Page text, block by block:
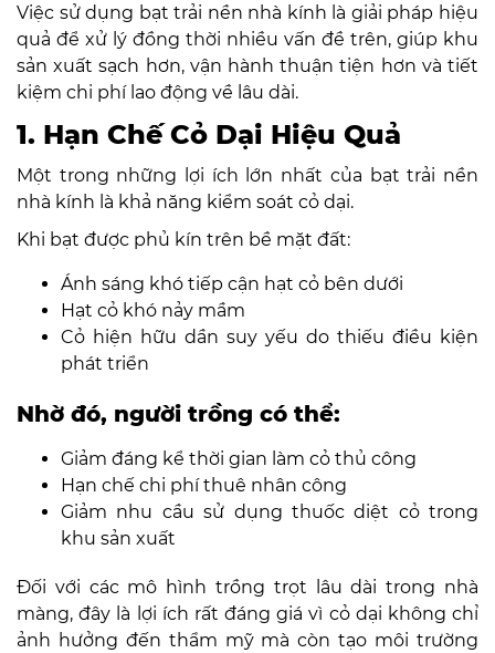
Việc sử dụng bạt trải nền nhà kính là giải pháp hiệu
quả để xử lý đồng thời nhiều vấn đề trên, giúp khu
sản xuất sạch hơn, vận hành thuận tiện hơn và tiết
kiệm chi phí lao động về lâu dài.
1. Hạn Chế Cỏ Dại Hiệu Quả
Một trong những lợi ích lớn nhất của bạt trải nền
nhà kính là khả năng kiểm soát cỏ dại.
Khi bạt được phủ kín trên bề mặt đất:
Ánh sáng khó tiếp cận hạt cỏ bên dưới
Hạt cỏ khó nảy mầm
Cỏ hiện hữu dần suy yếu do thiếu điều kiện
phát triển
Nhờ đó, người trồng có thể:
Giảm đáng kể thời gian làm cỏ thủ công
Hạn chế chi phí thuê nhân công
Giảm nhu cầu sử dụng thuốc diệt cỏ trong
khu sản xuất
Đối với các mô hình trồng trọt lâu dài trong nhà
màng, đây là lợi ích rất đáng giá vì cỏ dại không chỉ
ảnh hưởng đến thẩm mỹ mà còn tạo môi trường